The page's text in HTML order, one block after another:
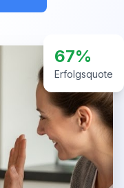
67%
Erfolgsquote